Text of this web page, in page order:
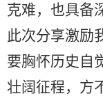
克难，也具备
此次分享激励
要胸怀历史自
壮阔征程，方